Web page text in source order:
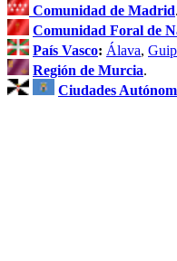
Comunidad de Madrid.
Comunidad Foral de
País Vasco: Álava,
Región de Murcia.
Ciudades